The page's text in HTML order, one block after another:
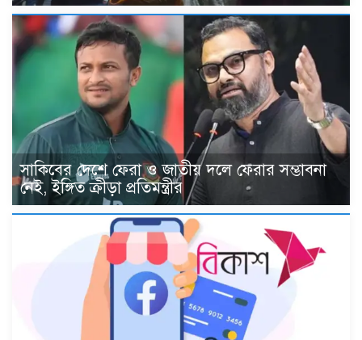
সাকিবের দেশে ফেরা ও জাতীয় দলে ফেরার সম্ভাবনা
নেই, ইঙ্গিত ক্রীড়া প্রতিমন্ত্রীর